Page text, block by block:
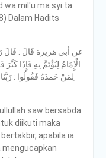
wa mil'u ma syi ta
Dalam Hadits
عن أبي هريرة قَالَ : قَالَ
الْإِمَامُ لِيُؤْتَمَّ بِهِ فَإِذَا
لِمَنْ حَمدَهُ فَقُولُوا :
saw bersabda
diikuti maka
apabila ia
mengucapkan